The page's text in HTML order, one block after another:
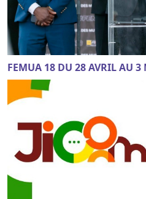
FEMUA 18 DU 28 AVRIL AU 3